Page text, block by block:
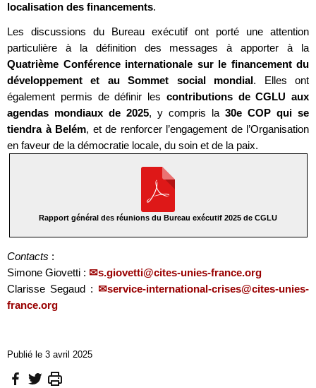
localisation des financements.
Les discussions du Bureau exécutif ont porté une attention
particulière à la définition des messages à apporter à la
Quatrième Conférence internationale sur le financement du
développement et au Sommet social mondial. Elles ont
également permis de définir les contributions de CGLU aux
agendas mondiaux de 2025, y compris la 30e COP qui se
tiendra à Belém, et de renforcer l’engagement de l’Organisation
en faveur de la démocratie locale, du soin et de la paix.
Rapport général des réunions du Bureau exécutif 2025 de CGLU
Contacts :
Simone Giovetti :
s.giovetti@cites-unies-france.org
Clarisse Segaud :
service-international-crises@cites-unies-
france.org
Publié le 3 avril 2025